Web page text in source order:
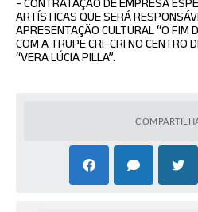
- CONTRATAÇÃO DE EMPRESA
ARTÍSTICAS QUE SERÁ
APRESENTAÇÃO CULTURAL “O FIM
COM A TRUPE CRI-CRI NO CENTRO
“VERA LÚCIA PILLA”.